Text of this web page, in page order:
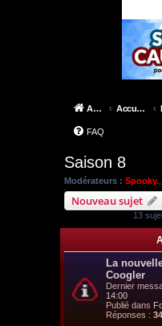
Accueil Accueil du forum
FAQ
Saison 8
Modérateurs : Spooky.
Nouveau sujet
13
La
Coogler
Dernier
14:00
Publié dans
Réponses : 34